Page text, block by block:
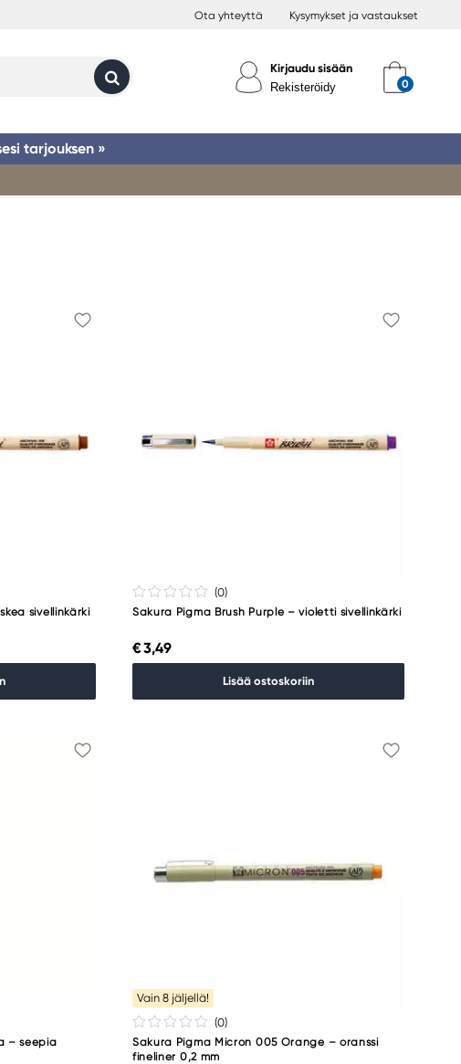
Ota yhteyttä Kysymykset ja vastaukset
Kirjaudu sisään
Rekisteröidy
tarjouksen »
sivellinkärki
(0)
Sakura Pigma Brush Purple – violetti sivellinkärki
€ 3,49
Lisää ostoskoriin
– seepia
Vain 8 jäljellä!
(0)
Sakura Pigma Micron 005 Orange – oranssi
fineliner 0,2 mm